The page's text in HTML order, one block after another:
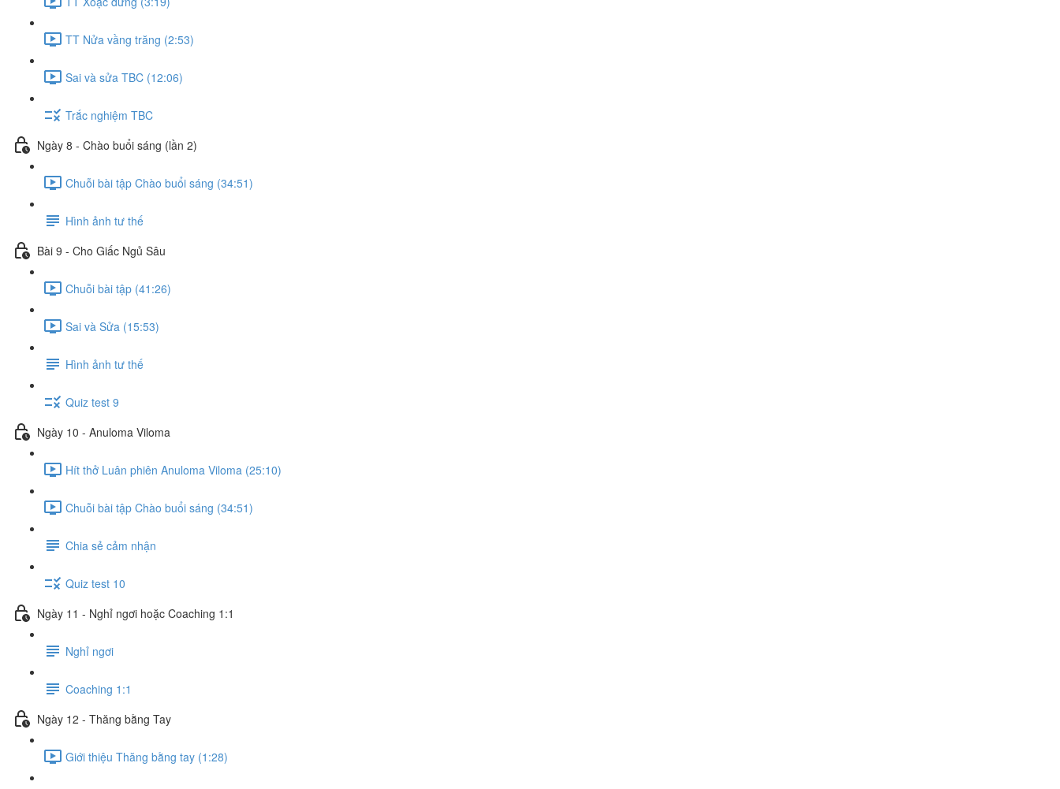
TT Nửa vầng trăng (2:53)
Sai và sửa TBC (12:06)
Trắc nghiệm TBC
Ngày 8 - Chào buổi sáng (lần 2)
Chuỗi bài tập Chào buổi sáng (34:51)
Hình ảnh tư thế
Bài 9 - Cho Giấc Ngủ Sâu
Chuỗi bài tập (41:26)
Sai và Sửa (15:53)
Hình ảnh tư thế
Quiz test 9
Ngày 10 - Anuloma Viloma
Hít thở Luân phiên Anuloma Viloma (25:10)
Chuỗi bài tập Chào buổi sáng (34:51)
Chia sẻ cảm nhận
Quiz test 10
Ngày 11 - Nghỉ ngơi hoặc Coaching 1:1
Nghỉ ngơi
Coaching 1:1
Ngày 12 - Thăng bằng Tay
Giới thiệu Thăng bằng tay (1:28)